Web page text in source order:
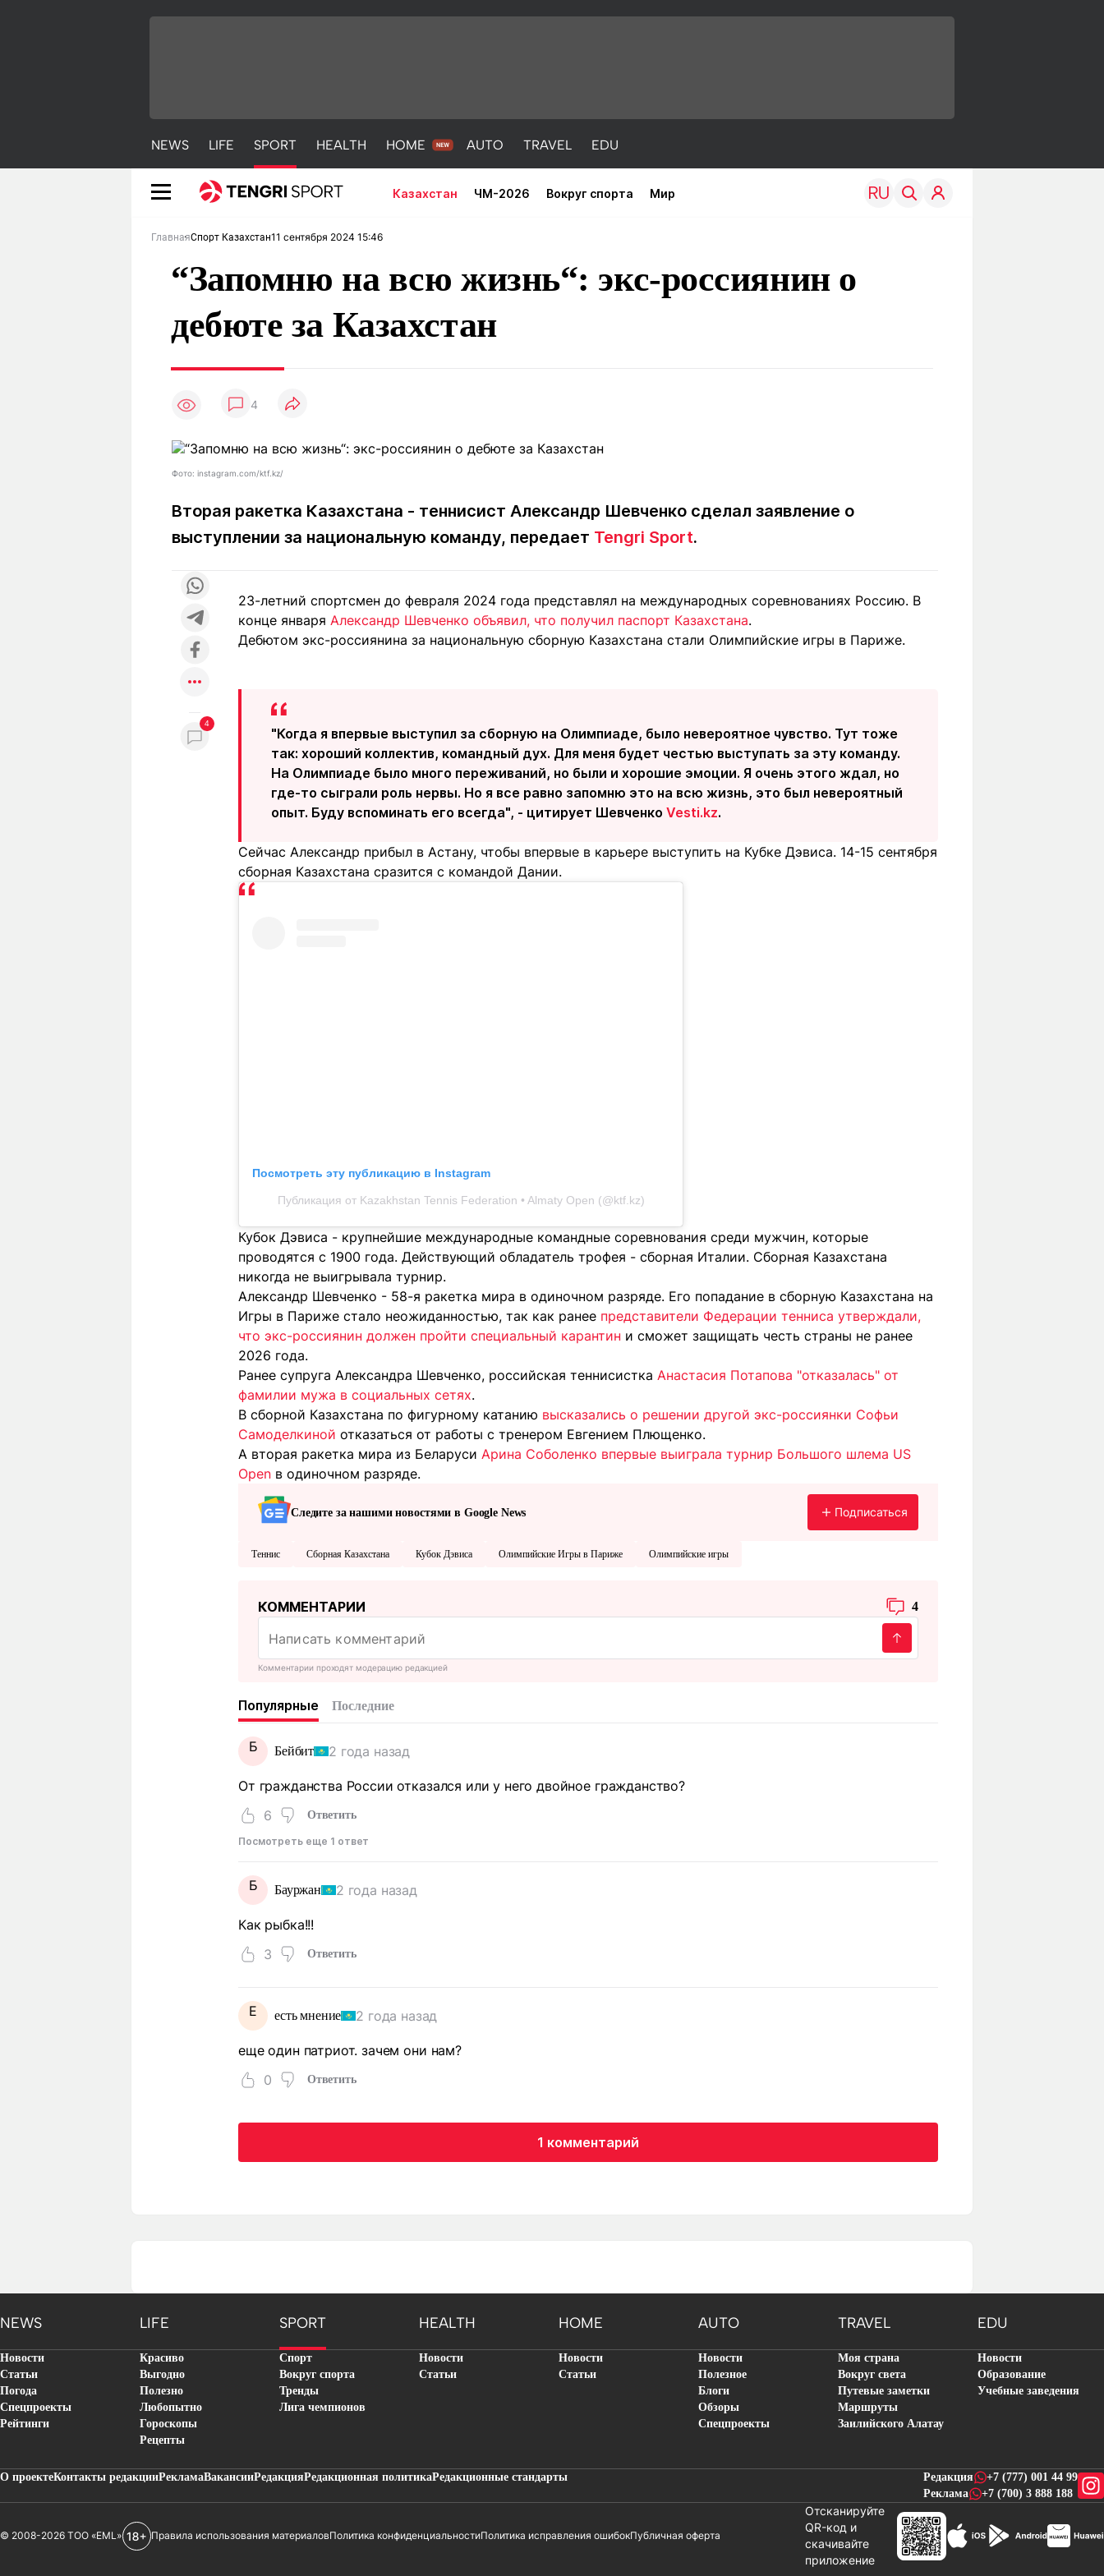
NEWS LIFE SPORT HEALTH HOME AUTO TRAVEL EDU
Казахстан ЧМ-2026 Вокруг спорта Мир
Погода
Рейтинги
Полезно
Гороскопы
Рецепты
SPORT
чемпионов
+7 (777) 001 44 99
Реклама
+7 (700) 3 888 188
ГлавнаяСпорт Казахстан11 сентября 2024 15:46
“Запомню на всю жизнь“: экс-россиянин о
дебюте за Казахстан
4
Фото: instagram.com/ktf.kz/
Вторая ракетка Казахстана - теннисист Александр Шевченко сделал заявление о
выступлении за национальную команду, передает Tengri Sport.
4
23-летний спортсмен до февраля 2024 года представлял на международных соревнованиях Россию. В
конце января Александр Шевченко объявил, что получил паспорт Казахстана.
Дебютом экс-россиянина за национальную сборную Казахстана стали Олимпийские игры в Париже.
"Когда я впервые выступил за сборную на Олимпиаде, было невероятное чувство. Тут тоже
так: хороший коллектив, командный дух. Для меня будет честью выступать за эту команду.
На Олимпиаде было много переживаний, но были и хорошие эмоции. Я очень этого ждал, но
где-то сыграли роль нервы. Но я все равно запомню это на всю жизнь, это был невероятный
опыт. Буду вспоминать его всегда", - цитирует Шевченко Vesti.kz.
Сейчас Александр прибыл в Астану, чтобы впервые в карьере выступить на Кубке Дэвиса. 14-15 сентября
сборная Казахстана сразится с командой Дании.
Посмотреть эту публикацию в Instagram
Публикация от Kazakhstan Tennis Federation • Almaty Open (@ktf.kz)
Кубок Дэвиса - крупнейшие международные командные соревнования среди мужчин, которые
проводятся с 1900 года. Действующий обладатель трофея - сборная Италии. Сборная Казахстана
никогда не выигрывала турнир.
Александр Шевченко - 58-я ракетка мира в одиночном разряде. Его попадание в сборную Казахстана на
Игры в Париже стало неожиданностью, так как ранее представители Федерации тенниса утверждали,
что экс-россиянин должен пройти специальный карантин и сможет защищать честь страны не ранее
2026 года.
Ранее супруга Александра Шевченко, российская теннисистка Анастасия Потапова "отказалась" от
фамилии мужа в социальных сетях.
В сборной Казахстана по фигурному катанию высказались о решении другой экс-россиянки Софьи
Самоделкиной отказаться от работы с тренером Евгением Плющенко.
А вторая ракетка мира из Беларуси Арина Соболенко впервые выиграла турнир Большого шлема US
Open в одиночном разряде.
Следите за нашими новостями в Google News Подписаться
Теннис Сборная Казахстана Кубок Дэвиса Олимпийские Игры в Париже Олимпийские игры
КОММЕНТАРИИ 4
Комментарии проходят модерацию редакцией
Популярные Последние
Б Бейбит 2 года назад
От гражданства России отказался или у него двойное гражданство?
6
Ответить
Посмотреть еще 1 ответ
Б Бауржан 2 года назад
Как рыбка!!!
3
Ответить
Е есть мнение 2 года назад
еще один патриот. зачем они нам?
0
Ответить
1 комментарий
NEWS LIFE SPORT HEALTH HOME AUTO TRAVEL EDU
Новости
Статьи
Погода
Спецпроекты
Рейтинги
Красиво
Выгодно
Полезно
Любопытно
Гороскопы
Рецепты
Спорт
Вокруг спорта
Тренды
Лига чемпионов
Новости
Статьи
Новости
Статьи
Новости
Полезное
Блоги
Обзоры
Спецпроекты
Моя страна
Вокруг света
Путевые заметки
Маршруты
Заилийского Алатау
Новости
Образование
Учебные заведения
О проектеКонтакты редакцииРекламаВакансииРедакцияРедакционная политикаРедакционные стандарты Редакция
+7 (777) 001 44 99
Реклама
+7 (700) 3 888 188
© 2008-2026 ТОО «EML» Правила использования материаловПолитика конфиденциальностиПолитика исправления ошибокПубличная оферта
Отсканируйте
QR-код и
скачивайте
приложениеновостей